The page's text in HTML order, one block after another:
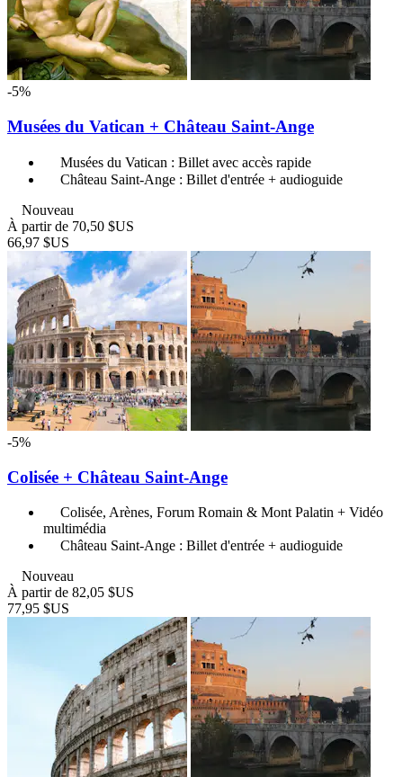
-5%
Musées du Vatican + Château Saint-Ange
Musées du Vatican : Billet avec accès rapide
Château Saint-Ange : Billet d'entrée + audioguide
Nouveau
À partir de 70,50 $US
66,97 $US
-5%
Colisée + Château Saint-Ange
Colisée, Arènes, Forum Romain & Mont Palatin + Vidéo
multimédia
Château Saint-Ange : Billet d'entrée + audioguide
Nouveau
À partir de 82,05 $US
77,95 $US